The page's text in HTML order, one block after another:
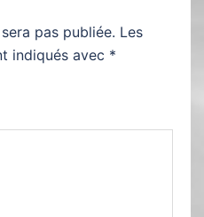
pas publiée. Les
indiqués avec *